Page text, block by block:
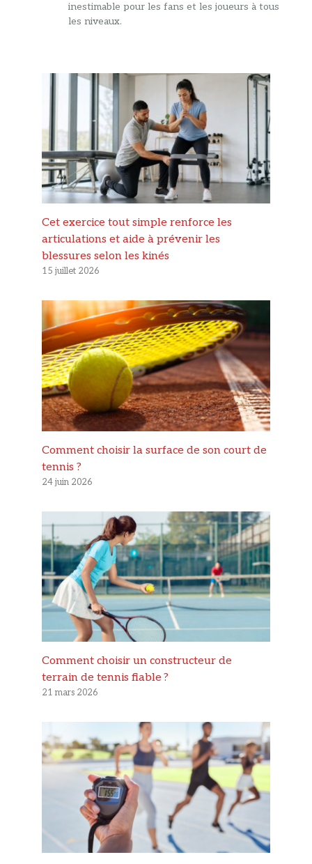
inestimable pour les fans et les joueurs à tous
les niveaux.
Cet exercice tout simple renforce les
articulations et aide à prévenir les
blessures selon les kinés
15 juillet 2026
Comment choisir la surface de son court de
tennis ?
24 juin 2026
Comment choisir un constructeur de
terrain de tennis fiable ?
21 mars 2026